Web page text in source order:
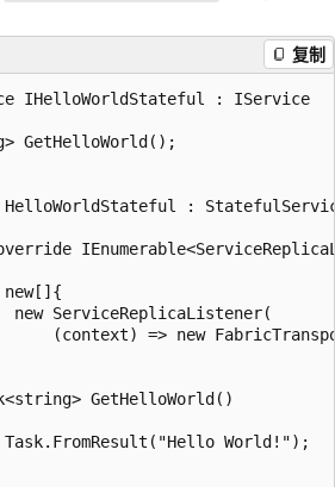
复制
IHelloWorldStateful : IService
GetHelloWorld();
:
new ServiceReplicaListener(
(context) => new
GetHelloWorld()
World!");